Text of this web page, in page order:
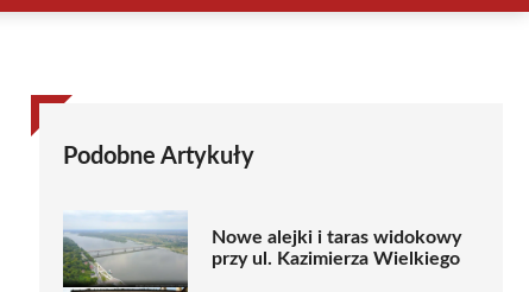
Podobne Artykuły
Nowe alejki i taras widokowy
przy ul. Kazimierza Wielkiego